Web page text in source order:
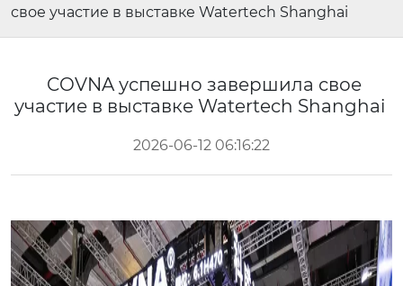
свое участие в выставке Watertech Shanghai
COVNA успешно завершила свое
участие в выставке Watertech Shanghai
2026-06-12 06:16:22